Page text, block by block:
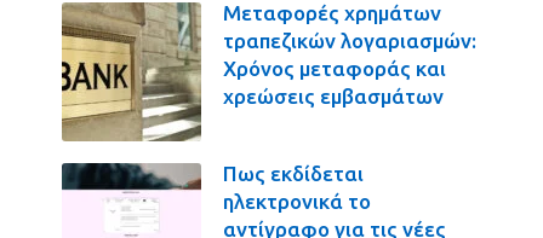
Μεταφορές χρημάτων
τραπεζικών λογαριασμών:
Χρόνος μεταφοράς και
χρεώσεις εμβασμάτων
Πως εκδίδεται
ηλεκτρονικά το
αντίγραφο για τις νέες